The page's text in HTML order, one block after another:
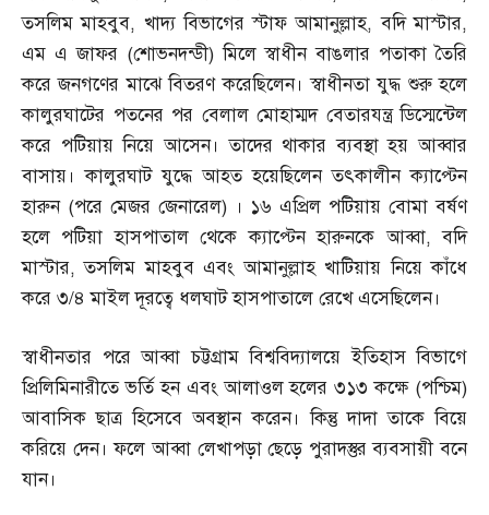
তসলিম মাহবুব, খাদ্য বিভাগের স্টাফ আমানুল্লাহ,বদি মাস্টার,
এম এ জাফর (শোভনদন্ডী)মিলে স্বাধীন বাঙলার পতাকা তৈরি
করে জনগণের মাঝে বিতরণ করেছিলেন। স্বাধীনতা যুদ্ধ শুরু হলে
কালুরঘাটের পতনের পর বেলাল মোহাম্মদ বেতারযন্ত্র ডিস্মেন্টেল
করে পটিয়ায় নিয়ে আসেন। তাদের থাকার ব্যবস্থা হয় আব্বার
বাসায়। কালুরঘাট যুদ্ধে আহত হয়েছিলেন তৎকালীন ক্যাপ্টেন
হারুন (পরে মেজর জেনারেল) । ১৬ এপ্রিল পটিয়ায় বোমা বর্ষণ
হলে পটিয়া হাসপাতাল থেকে ক্যাপ্টেন হারুনকে আব্বা,বদি
মাস্টার,তসলিম মাহবুব এবং আমানুল্লাহ খাটিয়ায় নিয়ে কাঁধে
করে ৩/৪ মাইল দূরত্বে ধলঘাট হাসপাতালে রেখে এসেছিলেন।
স্বাধীনতার পরে আব্বা চট্টগ্রাম বিশ্ববিদ্যালয়ে ইতিহাস বিভাগে
প্রিলিমিনারীতে ভর্তি হন এবং আলাওল হলের ৩১৩ কক্ষে (পশ্চিম)
আবাসিক ছাত্র হিসেবে অবস্থান করেন। কিন্তু দাদা তাকে বিয়ে
করিয়ে দেন। ফলে আব্বা লেখাপড়া ছেড়ে পুরাদস্তুর ব্যবসায়ী বনে
যান।